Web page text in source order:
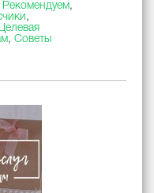
Рекомендуем,
,
Целевая
, Советы